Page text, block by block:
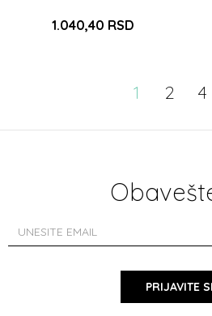
1.040,40 RSD
1 2 4
PRIJAVITE